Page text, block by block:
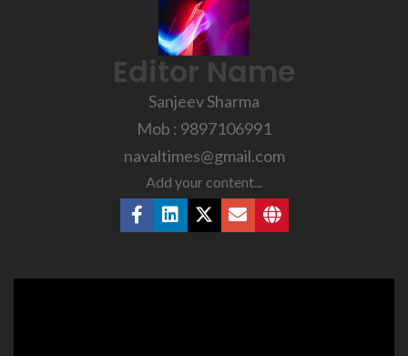
Editor Name
Sanjeev Sharma
Mob : 9897106991
navaltimes@gmail.com
Add your content...